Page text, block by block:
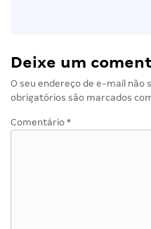
Deixe um
O seu endereço de e-mail não
obrigatórios são marcados
Comentário *